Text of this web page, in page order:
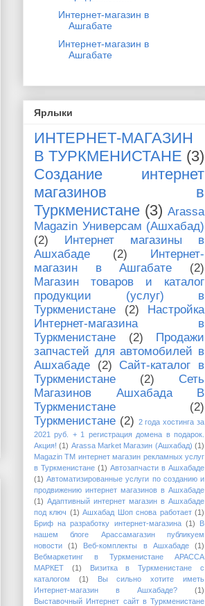
Интернет-магазин в
Ашгабате
Интернет-магазин в
Ашгабате
Ярлыки
ИНТЕРНЕТ-МАГАЗИН
В ТУРКМЕНИСТАНЕ (3)
Создание интернет
магазинов в
Туркменистане (3) Arassa
Magazin Универсам (Ашхабад)
(2)
Интернет магазины в
Ашхабаде
(2)
Интернет-
магазин в Ашгабате
(2)
Магазин товаров и каталог
продукции (услуг) в
Туркменистане
(2)
Настройка
Интернет-магазина в
Туркменистане
(2)
Продажи
запчастей для автомобилей в
Ашхабаде
(2)
Сайт-каталог в
Туркменистане
(2)
Сеть
Магазинов Ашхабада В
Туркменистане
(2)
Туркменистане (2) 2 года хостинга за
2021 руб. + 1 регистрация домена в подарок.
Акция! (1) Arassa Market Магазин (Ашхабад) (1)
Magazin TM интернет магазин рекламных услуг
в Туркменистане (1) Автозапчасти в Ашхабаде
(1) Автоматизированные услуги по созданию и
продвижению интернет магазинов в Ашхабаде
(1) Адаптивный интернет магазин в Ашхабаде
под ключ (1) Ашхабад Шоп снова работает (1)
Бриф на разработку интернет-магазина (1)
В
нашем блоге Арассамагазин публикуем
новости
(1) Веб-комплекты в Ашхабаде
(1)
Вебмаркетинг в Туркменистане АРАССА
МАРКЕТ
(1)
Визитка в Туркменистане с
каталогом
(1)
Вы сильно хотите иметь
Интернет-магазин в Ашхабаде?
(1)
Выставочный Интернет сайт в Туркменистане